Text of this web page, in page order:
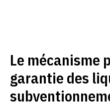
Le mécanisme
garantie des